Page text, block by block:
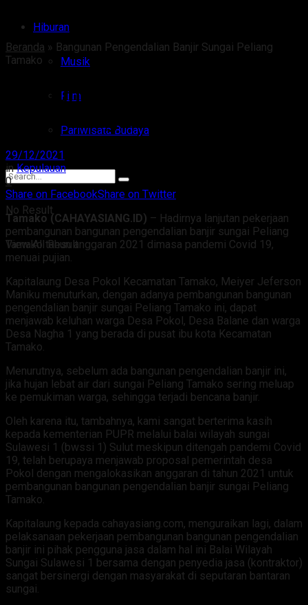
Hiburan
Musik
Film
Pariwisata Budaya
No Result
View All Result
Beranda » Bangunan Pengendalian Banjir Sungai Peliang
Tamako
Bangunan Pengendalian
Banjir Sungai Peliang Tamako
29/12/2021
in Kepulauan
0
Share on FacebookShare on Twitter
Tamako (CAHAYASIANG.ID) – Hadirnya lanjutan pekerjaan
pembangunan bangunan pengendalian banjir sungai Peliang
Tamako tahun anggaran 2021 dimasa pandemi Covid 19,
menuai pujian.
Kapitalaung Desa Pokol Kecamatan Tamako, Meiyer Jeferson
Maniku menuturkan, dengan adanya pembangunan bangunan
pengendalian banjir sungai Peliang Tamako ini, dapat
menjawab keluhan warga Desa Pokol, Desa Balane dan warga
Desa Nagha 1 yang berada di pusat ibu kota Kecamatan
Tamako.
Menurutnya, sebelum ada bangunan pengendalian banjir ini,
jika hujan lebat air dari sungai Peliang Tamako sering meluap
ke pemukiman warga, sehingga terjadi bencana banjir.
Oleh karena itu, tambahnya, kami sangat berterima kasih
kepada kementerian PUPR melalui balai wilayah sungai
Sulawesi 1 (bwssi 1) Sulut meskipun ditengah pandemi Covid
19, telah berupaya menjawab proposal pemerintah desa
Pokol dengan mengalokasikan anggaran di tahun 2021 untuk
pembangunan bangunan pengendalian banjir sungai Peliang
Tamako.
Kapitalaung kepada cahayasiang.com, menguraikan lagi, dalam
pelaksanaan pekerjaan pembangunan bangunan pengendalian
banjir ini pihak pengguna jasa dalam hal ini Balai Wilayah
Sungai Sulawesi 1 bersama dengan penyedia jasa (kontraktor)
sangat bersinergi dengan masyarakat di seputaran bantaran
sungai.